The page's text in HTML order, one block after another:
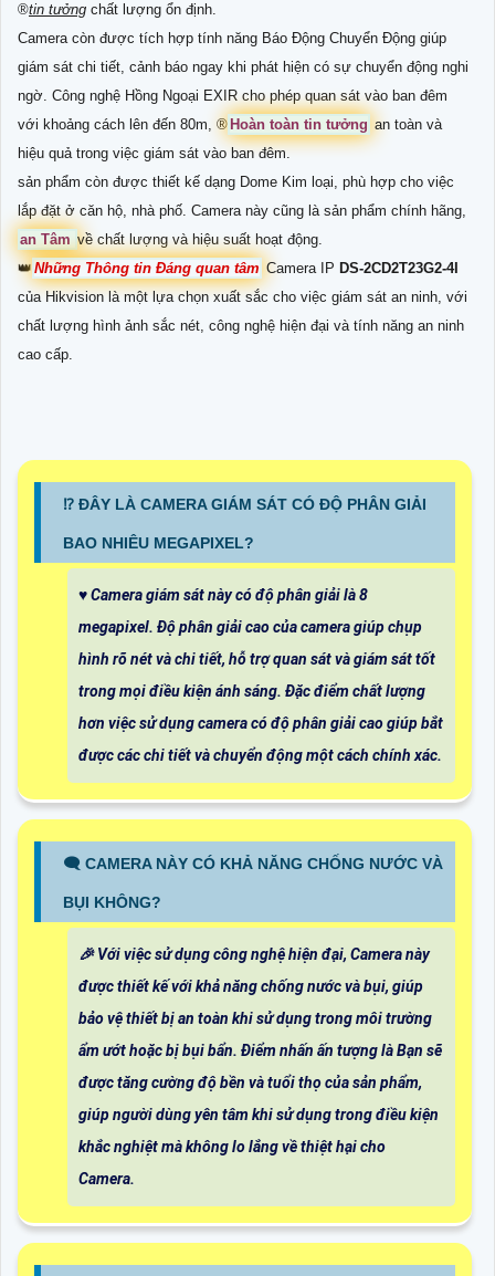
®️tin tưởng chất lượng ổn định.
Camera còn được tích hợp tính năng Báo Động Chuyển Động giúp
giám sát chi tiết, cảnh báo ngay khi phát hiện có sự chuyển động nghi
ngờ. Công nghệ Hồng Ngoại EXIR cho phép quan sát vào ban đêm
với khoảng cách lên đến 80m, ®️ Hoàn toàn tin tưởng an toàn và
hiệu quả trong việc giám sát vào ban đêm.
sản phẩm còn được thiết kế dạng Dome Kim loại, phù hợp cho việc
lắp đặt ở căn hộ, nhà phố. Camera này cũng là sản phẩm chính hãng,
an Tâm về chất lượng và hiệu suất hoạt động.
👑 Những Thông tin Đáng quan tâm Camera IP DS-2CD2T23G2-4I
của Hikvision là một lựa chọn xuất sắc cho việc giám sát an ninh, với
chất lượng hình ảnh sắc nét, công nghệ hiện đại và tính năng an ninh
cao cấp.
⁉️ ĐÂY LÀ CAMERA GIÁM SÁT CÓ ĐỘ PHÂN GIẢI
BAO NHIÊU MEGAPIXEL?
♥️ Camera giám sát này có độ phân giải là 8
megapixel. Độ phân giải cao của camera giúp chụp
hình rõ nét và chi tiết, hỗ trợ quan sát và giám sát tốt
trong mọi điều kiện ánh sáng. Đặc điểm chất lượng
hơn việc sử dụng camera có độ phân giải cao giúp bắt
được các chi tiết và chuyển động một cách chính xác.
🗨️ CAMERA NÀY CÓ KHẢ NĂNG CHỐNG NƯỚC VÀ
BỤI KHÔNG?
️🎉 Với việc sử dụng công nghệ hiện đại, Camera này
được thiết kế với khả năng chống nước và bụi, giúp
bảo vệ thiết bị an toàn khi sử dụng trong môi trường
ẩm ướt hoặc bị bụi bẩn. Điểm nhấn ấn tượng là Bạn sẽ
được tăng cường độ bền và tuổi thọ của sản phẩm,
giúp người dùng yên tâm khi sử dụng trong điều kiện
khắc nghiệt mà không lo lắng về thiệt hại cho
Camera.